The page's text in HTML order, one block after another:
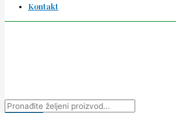
Kontakt